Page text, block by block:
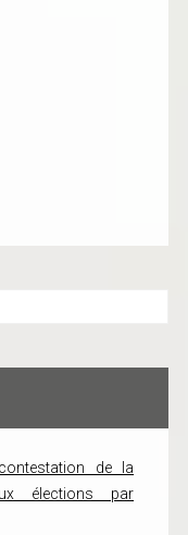
de la
élections par